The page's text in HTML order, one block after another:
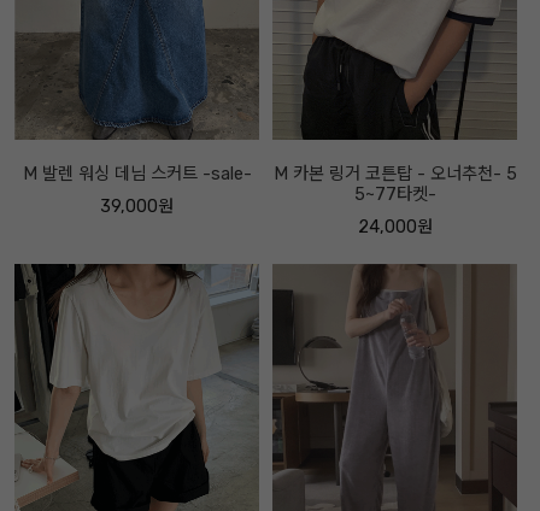
M 발렌 워싱 데님 스커트 -sale-
39,000원
M 카본 링거 코튼탑 - 오너추천- 5
5~77타켓-
24,000원